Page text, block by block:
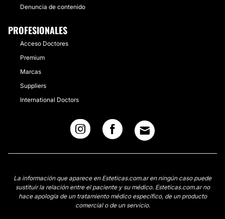
Denuncia de contenido
PROFESIONALES
Acceso Doctores
Premium
Marcas
Suppliers
International Doctors
La información que aparece en Esteticas.com.ar en ningún caso puede
sustituir la relación entre el paciente y su médico. Esteticas.com.ar no
hace apología de un tratamiento médico específico, de un producto
comercial o de un servicio.